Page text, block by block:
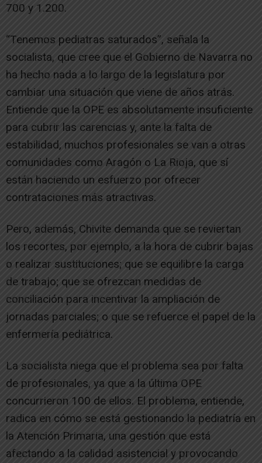
700 y 1.200.
“Tenemos pediatras saturados”, señala la
socialista, que cree que el Gobierno de Navarra no
ha hecho nada a lo largo de la legislatura por
cambiar una situación que viene de años atrás.
Entiende que la OPE es absolutamente insuficiente
para cubrir las carencias y, ante la falta de
estabilidad, muchos profesionales se van a otras
comunidades como Aragón o La Rioja, que sí
están haciendo un esfuerzo por ofrecer
contrataciones más atractivas.
Pero, además, Chivite demanda que se reviertan
los recortes, por ejemplo, a la hora de cubrir bajas
o realizar sustituciones; que se equilibre la carga
de trabajo; que se ofrezcan medidas de
conciliación para incentivar la ampliación de
jornadas parciales; o que se refuerce el papel de la
enfermería pediátrica.
La socialista niega que el problema sea por falta
de profesionales, ya que a la última OPE
concurrieron 100 de ellos. El problema, entiende,
radica en cómo se está gestionando la pediatría en
la Atención Primaria, una gestión que está
afectando a la calidad asistencial y provocando